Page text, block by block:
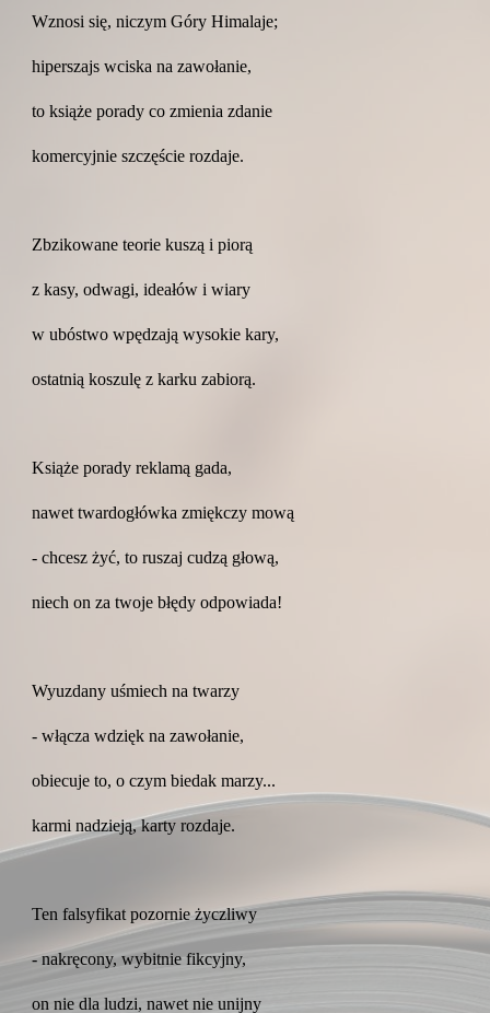
Wznosi się, niczym Góry Himalaje;
hiperszajs wciska na zawołanie,
to książe porady co zmienia zdanie
komercyjnie szczęście rozdaje.
Zbzikowane teorie kuszą i piorą
z kasy, odwagi, ideałów i wiary
w ubóstwo wpędzają wysokie kary,
ostatnią koszulę z karku zabiorą.
Książe porady reklamą gada,
nawet twardogłówka zmiękczy mową
- chcesz żyć, to ruszaj cudzą głową,
niech on za twoje błędy odpowiada!
Wyuzdany uśmiech na twarzy
- włącza wdzięk na zawołanie,
obiecuje to, o czym biedak marzy...
karmi nadzieją, karty rozdaje.
Ten falsyfikat pozornie życzliwy
- nakręcony, wybitnie fikcyjny,
on nie dla ludzi, nawet nie unijny